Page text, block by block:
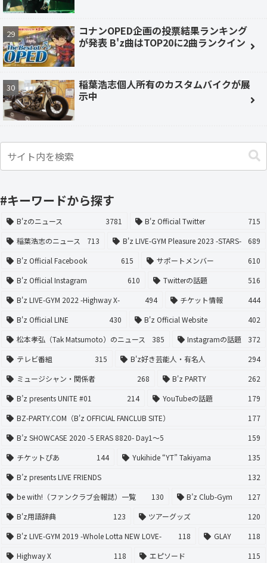
コナンOPED企画の投票結果ランキング
が発表 B'z曲はTOP20に2曲ランクイン
稲葉浩志個人所有のカスタムバイクが展
示中
#キーワードから探す
B'zのニュース 3781 B'z Official Twitter
715
稲葉浩志のニュース
713 B'z LIVE-GYM Pleasure 2023 -STARS-
689
B'z Official Facebook
615 サポートメンバー
610
B'z Official Instagram
610 Twitterの話題
516
B'z LIVE-GYM 2022 -Highway X-
494 チケット情報
444
B'z Official LINE
430 B'z Official Website
402
松本孝弘（Tak Matsumoto）のニュース
385 Instagramの話題
372
テレビ番組
315 B'z好き芸能人・有名人
294
ミュージシャン・関係者
268 B'z PARTY
262
B’z presents UNITE #01
214 YouTubeの話題
179
BZ-PARTY.COM（B'z OFFICIAL FANCLUB SITE）
177
B’z SHOWCASE 2020 -5 ERAS 8820- Day1〜5
159
チケットぴあ
144 Yukihide “YT” Takiyama
135
B’z presents LIVE FRIENDS
132
be with!（ファンクラブ会報誌）一覧
130 B’z Club-Gym
127
B'z用語辞典
123 ツアーグッズ
120
B'z LIVE-GYM 2019 -Whole Lotta NEW LOVE-
118 GLAY
118
Highway X
118 エピソード
115